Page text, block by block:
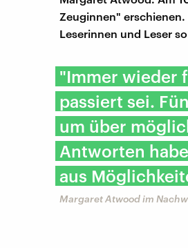
Zeuginnen"
Leserinnen und Leser
"Immer wieder
passiert sei.
um über
Antworten
aus
Margaret Atwood im